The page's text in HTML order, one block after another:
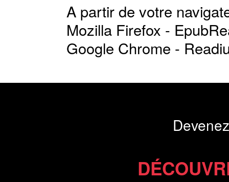
A partir de votre
Mozilla Firefox -
Google Chrome -